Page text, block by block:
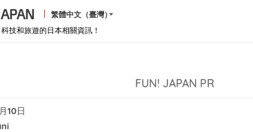
繁體中文（臺灣）
技和旅遊的日本相關資訊！
FUN! JAPAN PR
10日